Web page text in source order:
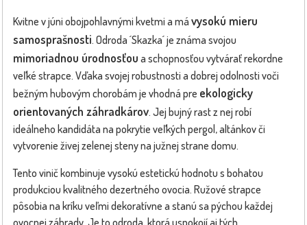
Kvitne v júni obojpohlavnými kvetmi a má vysokú mieru
samosprašnosti. Odroda ´Skazka´ je známa svojou
mimoriadnou úrodnosťou a schopnosťou vytvárať rekordne
veľké strapce. Vďaka svojej robustnosti a dobrej odolnosti voči
bežným hubovým chorobám je vhodná pre ekologicky
orientovaných záhradkárov. Jej bujný rast z nej robí
ideálneho kandidáta na pokrytie veľkých pergol, altánkov či
vytvorenie živej zelenej steny na južnej strane domu.
Tento vinič kombinuje vysokú estetickú hodnotu s bohatou
produkciou kvalitného dezertného ovocia. Ružové strapce
pôsobia na kríku veľmi dekoratívne a stanú sa pýchou každej